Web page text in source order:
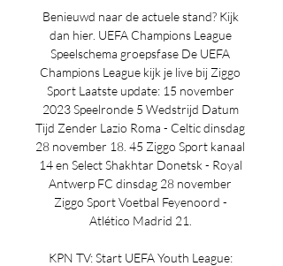
Benieuwd naar de actuele stand? Kijk
dan hier. UEFA Champions League
Speelschema groepsfase De UEFA
Champions League kijk je live bij Ziggo
Sport Laatste update: 15 november
2023 Speelronde 5 Wedstrijd Datum
Tijd Zender Lazio Roma - Celtic dinsdag
28 november 18. 45 Ziggo Sport kanaal
14 en Select Shakhtar Donetsk - Royal
Antwerp FC dinsdag 28 november
Ziggo Sport Voetbal Feyenoord -
Atlético Madrid 21.
KPN TV: Start UEFA Youth League: